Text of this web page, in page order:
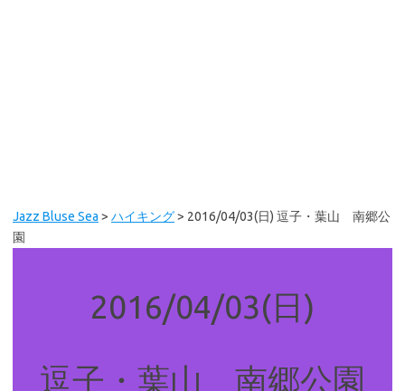
Jazz Bluse Sea > ハイキング> 2016/04/03(日) 逗子・葉山 南郷公
園
2016/04/03(日)
逗子・葉山 南郷公園